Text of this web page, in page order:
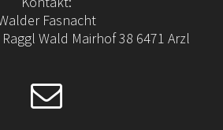
Fasnacht
Wald Mairhof 38 6471 Arzl